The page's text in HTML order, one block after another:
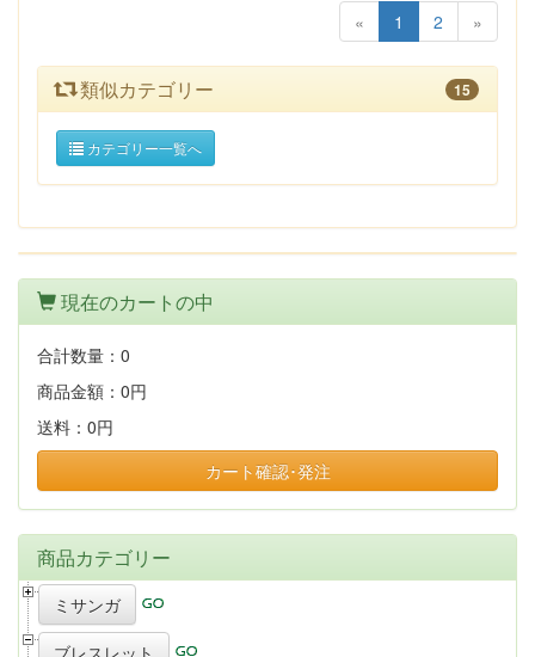
« 1 2 »
類似カテゴリー 15
カテゴリー一覧へ
現在のカートの中
合計数量： 0
商品金額： 0円
送料： 0円
カート確認･発注
商品カテゴリー
ミサンガ
ブレスレット